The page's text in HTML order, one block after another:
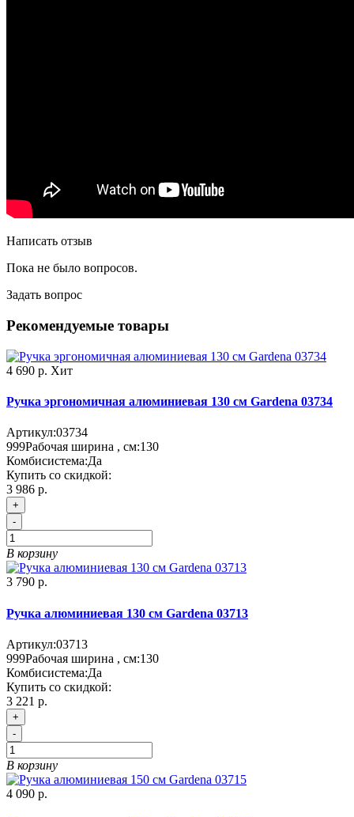
Написать отзыв
Пока не было вопросов.
Задать вопрос
Рекомендуемые товары
4 690 р. Хит
Ручка эргономичная алюминиевая 130 см Gardena 03734
Артикул:03734
999Рабочая ширина , см:130
Комбисистема:Да
Купить со скидкой:
3 986 р.
+
-
В корзину
3 790 р.
Ручка алюминиевая 130 см Gardena 03713
Артикул:03713
999Рабочая ширина , см:130
Комбисистема:Да
Купить со скидкой:
3 221 р.
+
-
В корзину
4 090 р.